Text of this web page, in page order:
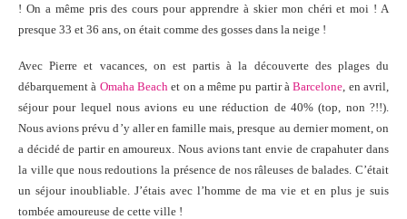
! On a même pris des cours pour apprendre à skier mon chéri et moi ! A
presque 33 et 36 ans, on était comme des gosses dans la neige !
Avec Pierre et vacances, on est partis à la découverte des plages du
débarquement à Omaha Beachet on a même pu partir àBarcelone, en avril,
séjour pour lequel nous avions eu une réduction de 40% (top, non ?!!).
Nous avions prévu d’y aller en famille mais, presque au dernier moment, on
a décidé de partir en amoureux. Nous avions tant envie de crapahuter dans
la ville que nous redoutions la présence de nos râleuses de balades. C’était
un séjour inoubliable. J’étais avec l’homme de ma vie et en plus je suis
tombée amoureuse de cette ville !